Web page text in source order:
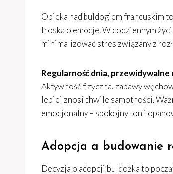
Opieka nad buldogiem francuskim
troska o emocje. W codziennym
minimalizować stres związany z
Regularność dnia,
Aktywność fizyczna, zabawy
lepiej znosi chwile samotności.
emocjonalny – spokojny ton i
Adopcja a budowanie
Decyzja o adopcji buldożka to